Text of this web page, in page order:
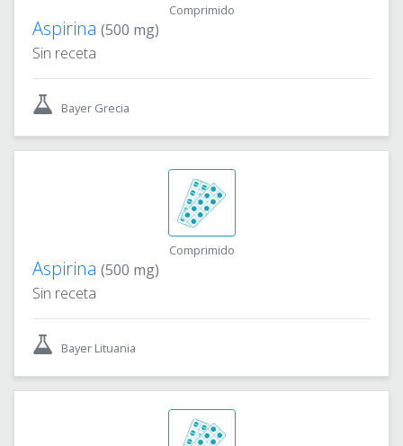
Comprimido
Aspirina (500 mg)
Sin receta
Bayer Grecia
Comprimido
Aspirina (500 mg)
Sin receta
Bayer Lituania